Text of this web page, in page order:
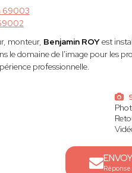
69003
monteur, Benjamin ROYest
le domaine de l'image pour les
professionnelle.